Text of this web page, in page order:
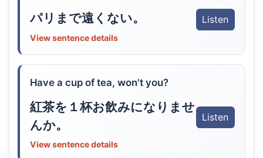
パリまで遠くない。 Listen
View sentence details
Have a cup of tea, won't you?
紅茶を１杯お飲みになりませ
んか。
Listen
View sentence details